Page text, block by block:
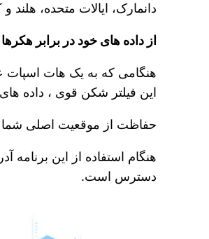
دانمارک، ایالات متحده،
از داده های خود در برابر
این فیلتر شکن قوی ، داده
حفاظت از موقعیت اصلی شما
دسترس است.